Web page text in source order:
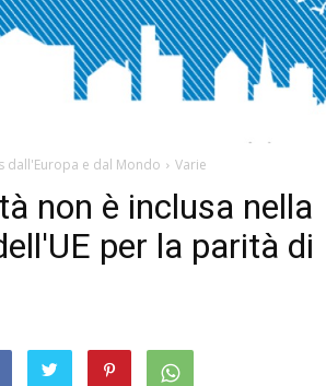
dall'Europa e dal Mondo Varie
non è inclusa nella
per la parità di